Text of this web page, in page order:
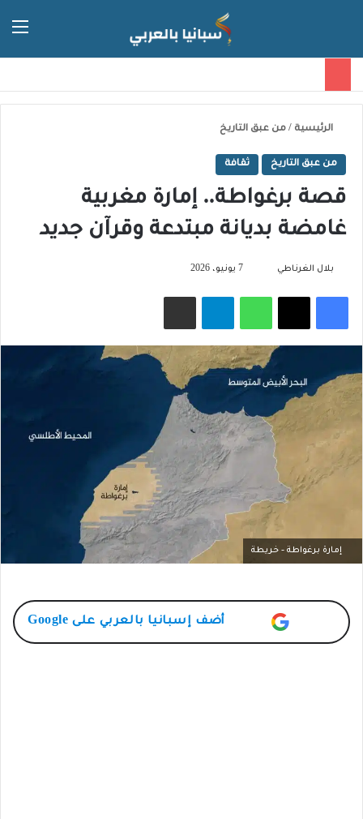
الرئيسية / من عبق التاريخ
من عبق التاريخ ثقافة
قصة برغواطة.. إمارة مغربية
غامضة بديانة مبتدعة وقرآن جديد
بلال الغرناطي 7 يونيو، 2026
فيسبوك‫X واتساب تيلقرام مشاركة عبر البريد
إمارة برغواطة - خريطة
أضف إسبانيا بالعربي على Google